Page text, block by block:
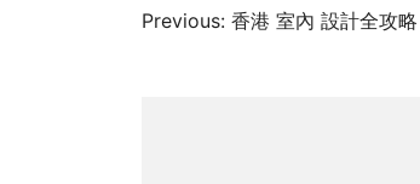
Post
Previous: 香港 室內 設計全攻